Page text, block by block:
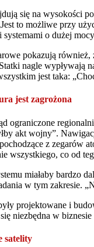
się na wysokości
to możliwe przy
o dużej
pokazują również,
nagle wypływają
jest taka:
jest zagrożona
ograniczone
akt wojny”.
z zegarów
wszystkiego, co od
miałaby bardzo
w tym zakresie.
projektowane i
niezbędna w
satelity